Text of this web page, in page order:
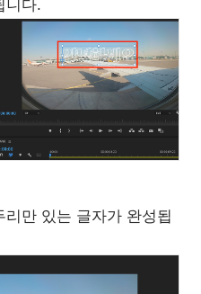
니다.
만 있는 글자가 완성됩